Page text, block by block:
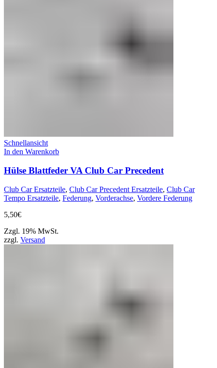
Schnellansicht
In den Warenkorb
Hülse Blattfeder VA Club Car Precedent
Club Car Ersatzteile, Club Car Precedent Ersatzteile, Club Car
Tempo Ersatzteile, Federung, Vorderachse, Vordere Federung
5,50€
Zzgl. 19% MwSt.
zzgl. Versand